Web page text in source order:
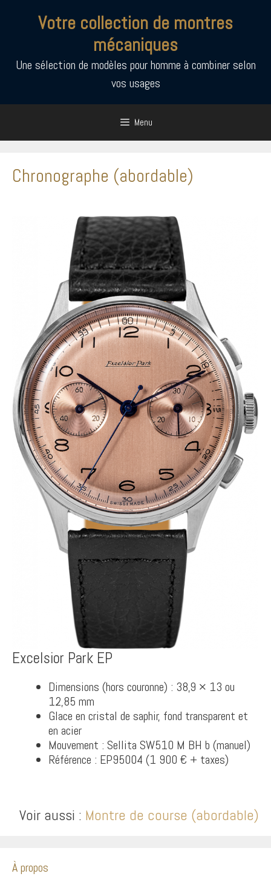
Votre collection de montres
mécaniques
Une sélection de modèles pour homme à combiner selon
vos usages
Menu
Chronographe (abordable)
Excelsior Park EP
Dimensions (hors couronne) : 38,9 × 13 ou
12,85 mm
Glace en cristal de saphir, fond transparent et
en acier
Mouvement : Sellita SW510 M BH b (manuel)
Référence : EP95004 (1 900 € + taxes)
Voir aussi : Montre de course (abordable)
À propos